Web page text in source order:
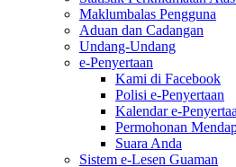
Maklumbalas Pengguna
Aduan dan Cadangan
Undang-Undang
e-Penyertaan
Kami di Facebook
Polisi e-Penyertaan
Kalendar e-
Permohonan
Suara Anda
Sistem e-Lesen Guaman